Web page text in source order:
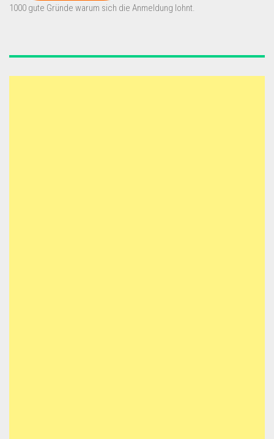
1000 gute Gründe warum sich die Anmeldung lohnt.